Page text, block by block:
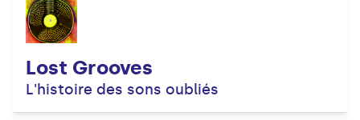
Lost Grooves
L'histoire des sons oubliés